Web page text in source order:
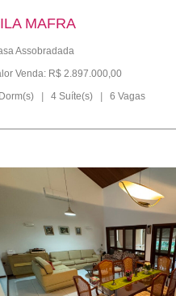
MAFRA
Assobradada
Venda: R$ 2.897.000,00
4 Suíte(s) 6 Vagas